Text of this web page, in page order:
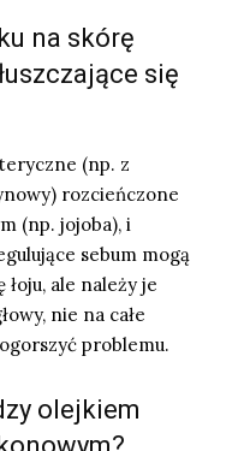
na skórę
się
(np. z
rozcieńczone
(np. jojoba), i
sebum mogą
ale należy je
nie na całe
problemu.
olejkiem